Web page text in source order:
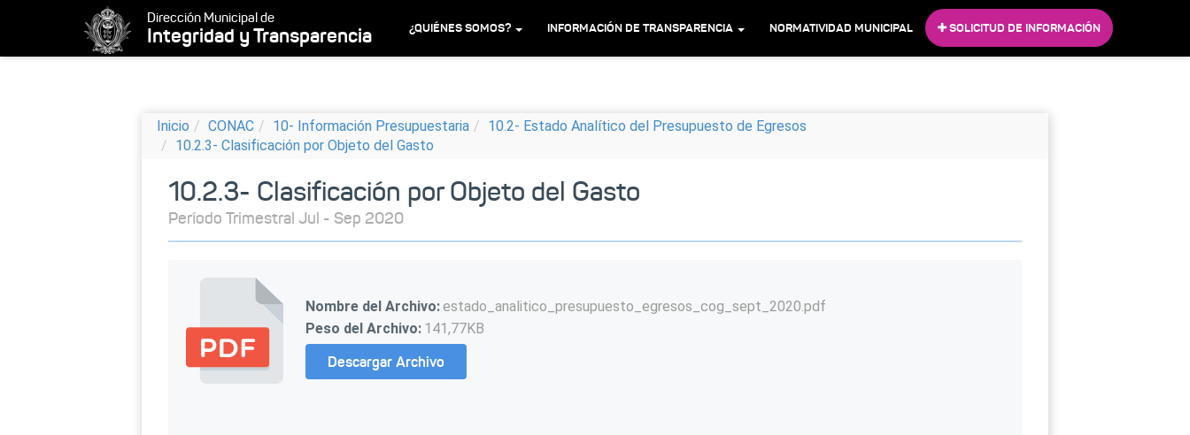
Dirección Municipal de
Integridad y Transparencia ¿QUIÉNES SOMOS? INFORMACIÓN DE TRANSPARENCIA NORMATIVIDAD MUNICIPAL SOLICITUD DE INFORMACIÓN
Inicio CONAC 10- Información Presupuestaria
10.2- Estado Analítico del Presupuesto de Egresos
10.2.3- Clasificación por Objeto del Gasto
10.2.3- Clasificación por Objeto del Gasto
Período Trimestral Jul - Sep 2020
Nombre del Archivo:estado_analitico_presupuesto_egresos_cog_sept_2020.pdf
Peso del Archivo: 141,77KB
Descargar Archivo